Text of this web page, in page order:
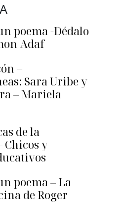
poema -Dédalo
Adaf
–
Sara Uribe y
– Mariela
de la
Chicos y
poema – La
de Roger